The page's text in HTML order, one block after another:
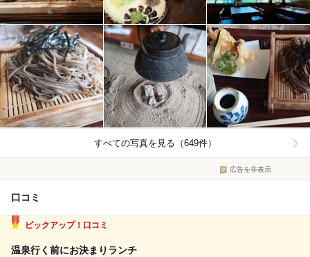
すべての写真を見る（649件）
広告を非表示
口コミ
ピックアップ！口コミ
温泉行く前にお決まりランチ